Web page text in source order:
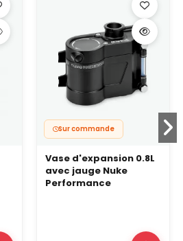
Sur commande
Vase d'expansion 0.8L
avec jauge Nuke
Performance